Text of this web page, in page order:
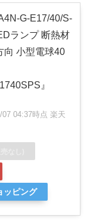
G-E17/40/S-
ランプ 断熱材
向 小型電球40
』
07 04:37時点 楽天
ッピング